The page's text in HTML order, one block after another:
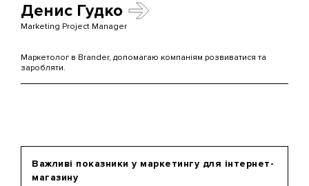
Денис Гудко
Marketing Project Manager
Маркетолог в Brander, допомагаю компаніям розвиватися та
заробляти.
Важливі показники у маркетингу для інтернет-
магазину